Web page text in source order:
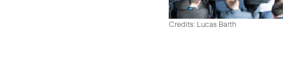
Credits: Lucas Barth